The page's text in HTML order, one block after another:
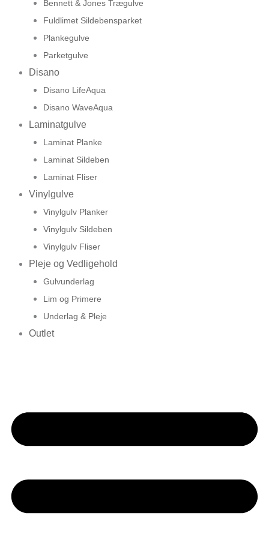
Bennett & Jones Trægulve
Fuldlimet Sildebensparket
Plankegulve
Parketgulve
Disano
Disano LifeAqua
Disano WaveAqua
Laminatgulve
Laminat Planke
Laminat Sildeben
Laminat Fliser
Vinylgulve
Vinylgulv Planker
Vinylgulv Sildeben
Vinylgulv Fliser
Pleje og Vedligehold
Gulvunderlag
Lim og Primere
Underlag & Pleje
Outlet